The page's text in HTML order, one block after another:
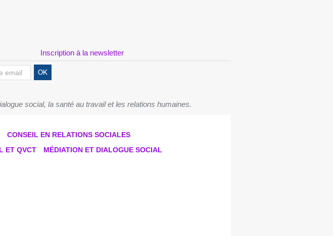
Inscription à la newsletter
social, la santé au travail et les relations humaines.
CONSEIL EN RELATIONS SOCIALES
ET QVCT
MÉDIATION ET DIALOGUE SOCIAL